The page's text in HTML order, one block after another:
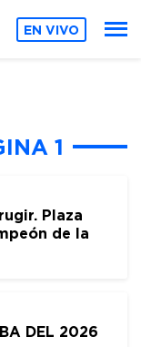
EN VIVO
1
Plaza
de la
DEL 2026